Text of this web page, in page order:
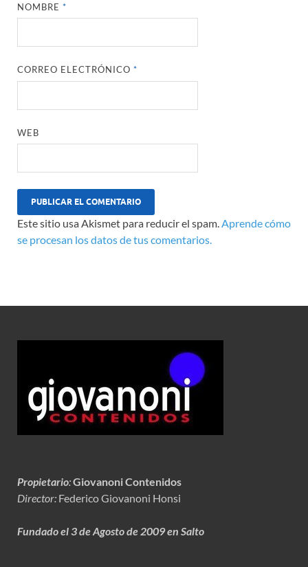
NOMBRE*
CORREO ELECTRÓNICO*
WEB
Este sitio usa Akismet para reducir el spam.Aprende cómo
se procesan los datos de tus comentarios.
Propietario:Giovanoni Contenidos
Director: Federico Giovanoni Honsi
Fundado el 3 de Agosto de 2009 en Salto